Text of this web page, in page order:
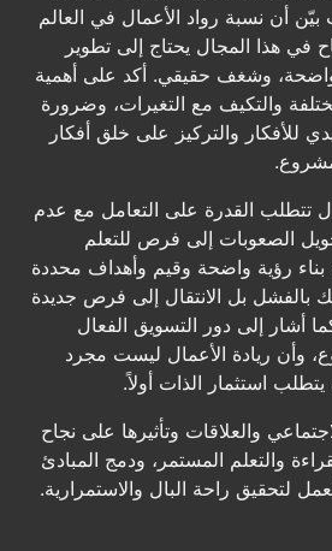
أن نسبة رواد الأعمال في العالم
النجاح في هذا المجال يحتاج إلى تطوير
وشغف حقيقي. أكد على أهمية
والتكيف مع التغيرات، وضرورة
للأفكار والتركيز على خلق أفكار
تتطلب القدرة على التعامل مع عدم
الصعوبات إلى فرص للتعلم
بناء رؤية واضحة وقيم وأهداف محددة
بالفشل بل الانتقال إلى فرص جديدة
أشار إلى دور التسويق الفعال
وأن ريادة الأعمال ليست مجرد
استثمار الذات أولاً.
والعلاقات وتأثيرها على نجاح
والتعلم المستمر، ودمج المبادئ
لتحقيق راحة البال والاستمرارية.